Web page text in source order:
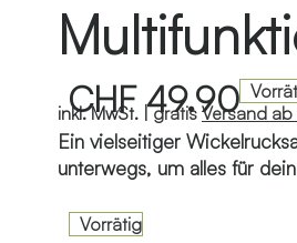
CHF49.90
inkl. MwSt. |gratis Versand ab
Ein vielseitiger
unterwegs, um alles für
Vorrätig